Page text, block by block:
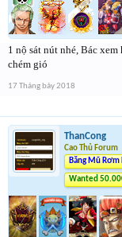
1 nộ sát nút nhé, Bác
chém gió
17 Tháng bảy 2018
ThanCong
Cao Thủ Forum
Băng Mũ Rơm
Wanted